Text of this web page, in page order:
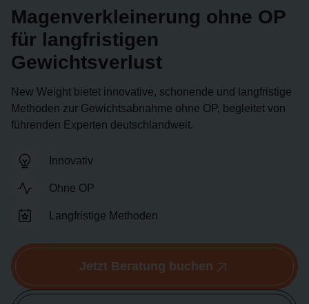
Magenverkleinerung ohne OP
für langfristigen
Gewichtsverlust
New Weight bietet innovative, schonende und langfristige
Methoden zur Gewichtsabnahme ohne OP, begleitet von
führenden Experten deutschlandweit.
Innovativ
Ohne OP
Langfristige Methoden
Jetzt Beratung buchen